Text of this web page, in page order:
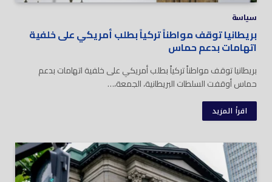
سياسة
بريطانيا توقف مواطناً تركياً بطلب أمريكي على خلفية
اتهامات بدعم حماس
بريطانيا توقف مواطناً تركياً بطلب أمريكي على خلفية اتهامات بدعم
حماس أوقفت السلطات البريطانية، الجمعة،…
اقرأ المزيد